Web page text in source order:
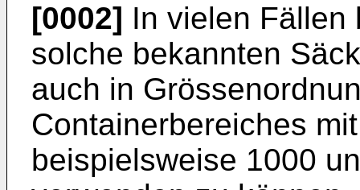
[0002] In vielen Fällen
solche bekannten
auch in
Containerbereiches
beispielsweise 1000